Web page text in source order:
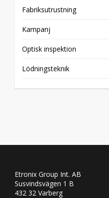
Fabriksutrustning
Kampanj
Optisk inspektion
Lödningsteknik
Etronix Group Int. AB
Susvindsvägen 1 B
432 32 Varberg